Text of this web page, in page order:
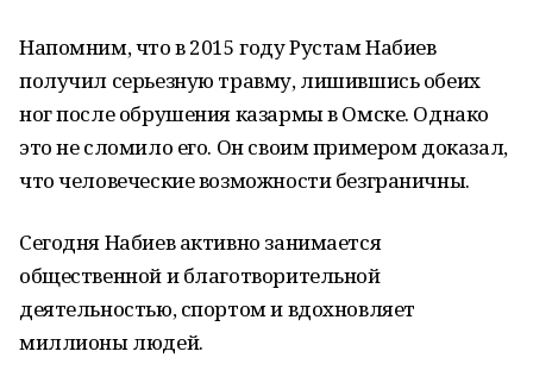
Напомним, что в 2015 году Рустам Набиев
получил серьезную травму, лишившись обеих
ног после обрушения казармы в Омске. Однако
это не сломило его. Он своим примером доказал,
что человеческие возможности безграничны.
Сегодня Набиев активно занимается
общественной и благотворительной
деятельностью, спортом и вдохновляет
миллионы людей.